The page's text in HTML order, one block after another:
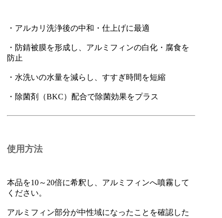
・アルカリ洗浄後の中和・仕上げに最適
・防錆被膜を形成し、アルミフィンの白化・腐食を
防止
・水洗いの水量を減らし、すすぎ時間を短縮
・除菌剤（BKC）配合で除菌効果をプラス
使用方法
本品を10～20倍に希釈し、アルミフィンへ噴霧して
ください。
アルミフィン部分が中性域になったことを確認した